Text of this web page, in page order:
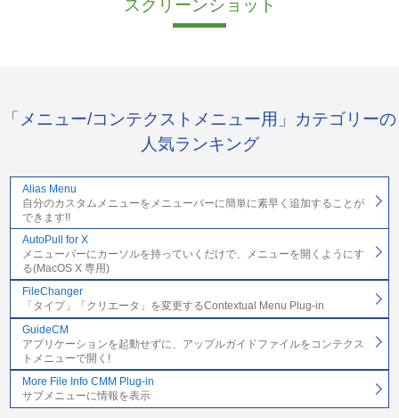
スクリーンショット
「メニュー/コンテクストメニュー用」カテゴリーの
人気ランキング
Alias Menu
自分のカスタムメニューをメニューバーに簡単に素早く追加することが
できます!!
AutoPull for X
メニューバーにカーソルを持っていくだけで、メニューを開くようにす
る(MacOS X 専用)
FileChanger
「タイプ」「クリエータ」を変更するContextual Menu Plug-in
GuideCM
アプリケーションを起動せずに、アップルガイドファイルをコンテクス
トメニューで開く!
More File Info CMM Plug-in
サブメニューに情報を表示